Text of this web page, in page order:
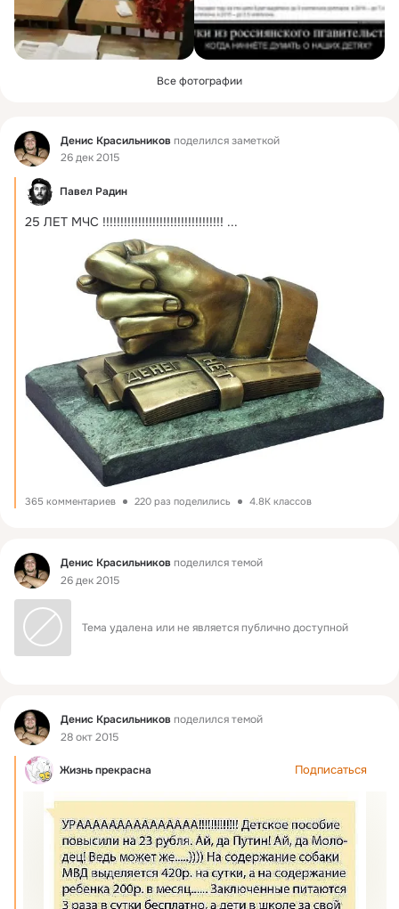
Все фотографии
Фид Денис Красильников поделился заметкой
26 дек 2015
Павел Радин
25 ЛЕТ МЧС !!!!!!!!!!!!!!!!!!!!!!!!!!!!!!!!!! ...
365 комментариев 220 раз поделились 4.8K классов
Фид Денис Красильников поделился темой
26 дек 2015
Тема удалена или не является публично доступной
Фид Денис Красильников поделился темой
28 окт 2015
Жизнь прекрасна Подписаться